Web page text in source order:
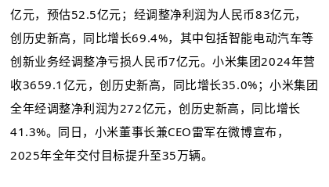
亿元，预估52.5亿元；经调整净利润为人民币83亿元，
创历史新高，同比增长69.4%，其中包括智能电动汽车等
创新业务经调整净亏损人民币7亿元。小米集团2024年营
收3659.1亿元，创历史新高，同比增长35.0%；小米集团
全年经调整净利润为272亿元，创历史新高，同比增长
41.3%。同日，小米董事长兼CEO雷军在微博宣布，
2025年全年交付目标提升至35万辆。